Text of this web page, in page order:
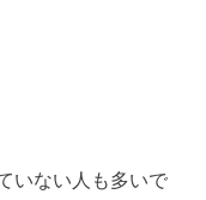
いない人も多いで